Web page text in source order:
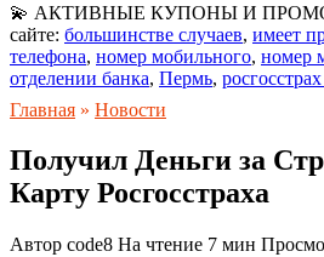
💫 АКТИВНЫЕ КУПОНЫ И
сайте: большинстве случаев, имеет
телефона, номер мобильного, номер
отделении банка, Пермь,
Главная » Новости
Получил Деньги за
Карту Росгосстраха
Автор code8 На чтение 7 мин